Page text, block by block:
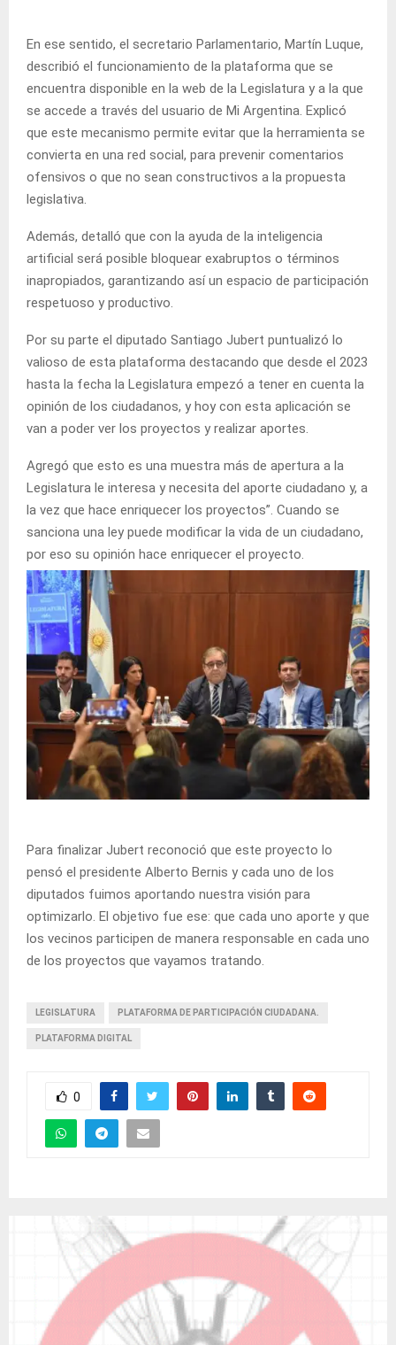
En ese sentido, el secretario Parlamentario, Martín Luque,
describió el funcionamiento de la plataforma que se
encuentra disponible en la web de la Legislatura y a la que
se accede a través del usuario de Mi Argentina. Explicó
que este mecanismo permite evitar que la herramienta se
convierta en una red social, para prevenir comentarios
ofensivos o que no sean constructivos a la propuesta
legislativa.
Además, detalló que con la ayuda de la inteligencia
artificial será posible bloquear exabruptos o términos
inapropiados, garantizando así un espacio de participación
respetuoso y productivo.
Por su parte el diputado Santiago Jubert puntualizó lo
valioso de esta plataforma destacando que desde el 2023
hasta la fecha la Legislatura empezó a tener en cuenta la
opinión de los ciudadanos, y hoy con esta aplicación se
van a poder ver los proyectos y realizar aportes.
Agregó que esto es una muestra más de apertura a la
Legislatura le interesa y necesita del aporte ciudadano y, a
la vez que hace enriquecer los proyectos”. Cuando se
sanciona una ley puede modificar la vida de un ciudadano,
por eso su opinión hace enriquecer el proyecto.
Para finalizar Jubert reconoció que este proyecto lo
pensó el presidente Alberto Bernis y cada uno de los
diputados fuimos aportando nuestra visión para
optimizarlo. El objetivo fue ese: que cada uno aporte y que
los vecinos participen de manera responsable en cada uno
de los proyectos que vayamos tratando.
LEGISLATURA PLATAFORMA DE PARTICIPACIÓN CIUDADANA.
PLATAFORMA DIGITAL
0